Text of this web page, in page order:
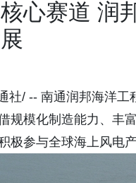
心赛道 润
社/ -- 南通润邦海洋
规模化制造能力、丰
极参与全球海上风电